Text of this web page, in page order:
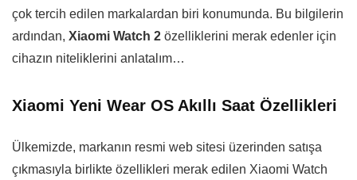
çok tercih edilen markalardan biri konumunda. Bu bilgilerin
ardından, Xiaomi Watch 2 özelliklerini merak edenler için
cihazın niteliklerini anlatalım…
Xiaomi Yeni Wear OS Akıllı Saat Özellikleri
Ülkemizde, markanın resmi web sitesi üzerinden satışa
çıkmasıyla birlikte özellikleri merak edilen Xiaomi Watch